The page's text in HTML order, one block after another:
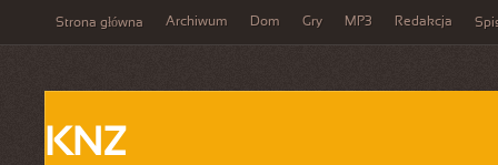
Strona główna Archiwum Dom Gry MP3 Redakcja
KNZ